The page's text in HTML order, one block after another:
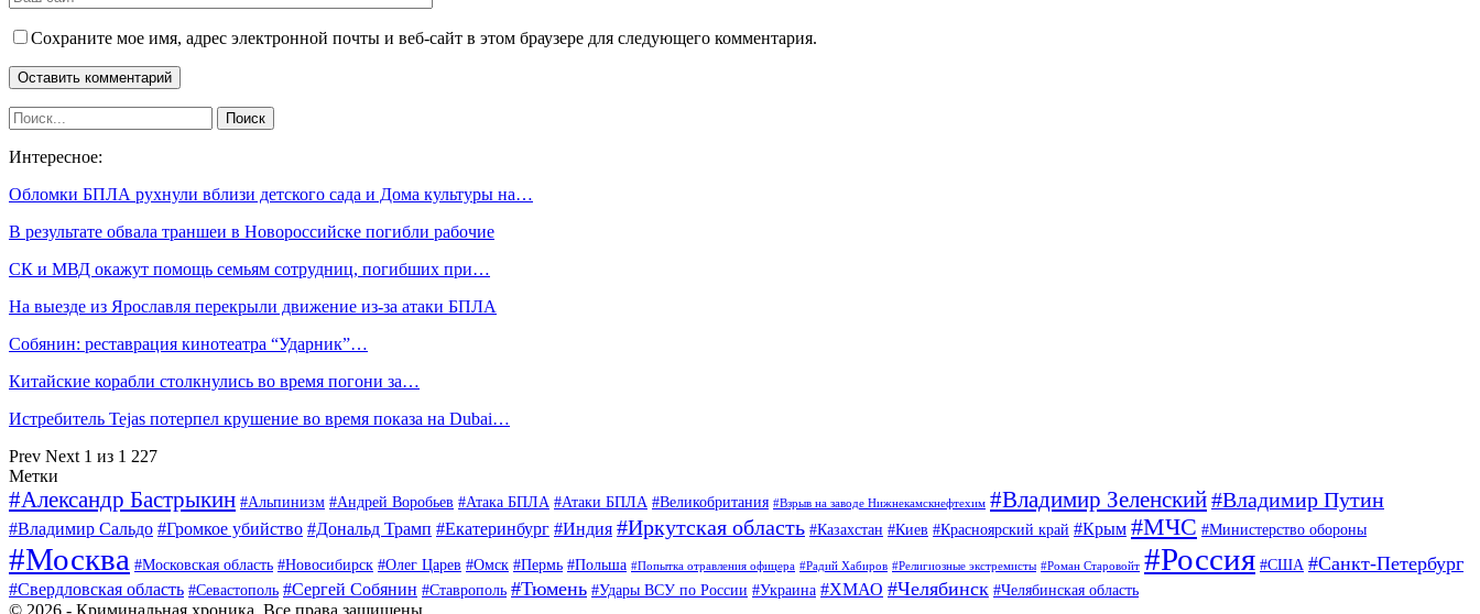
Сохраните мое имя, адрес электронной почты и веб-сайт в этом браузере для следующего комментария.
Интересное:
Обломки БПЛА рухнули вблизи детского сада и Дома культуры на…
В результате обвала траншеи в Новороссийске погибли рабочие
СК и МВД окажут помощь семьям сотрудниц, погибших при…
На выезде из Ярославля перекрыли движение из-за атаки БПЛА
Собянин: реставрация кинотеатра “Ударник”…
Китайские корабли столкнулись во время погони за…
Истребитель Tejas потерпел крушение во время показа на Dubai…
Prev Next 1 из 1 227
Метки
#Александр Бастрыкин #Альпинизм #Андрей Воробьев #Атака БПЛА #Атаки БПЛА #Великобритания #Взрыв на заводе Нижнекамскнефтехим #Владимир Зеленский#Владимир Путин
#Владимир Сальдо #Громкое убийство #Дональд Трамп #Екатеринбург #Индия #Иркутская область #Казахстан #Киев #Красноярский край #Крым #МЧС #Министерство обороны
#Москва #Московская область #Новосибирск #Олег Царев #Омск #Пермь #Польша #Попытка отравления офицера #Радий Хабиров #Религиозные экстремисты #Роман Старовойт #Россия #США #Санкт-Петербург
#Свердловская область #Севастополь #Сергей Собянин #Ставрополь #Тюмень #Удары ВСУ по России #Украина #ХМАО #Челябинск #Челябинская область
© 2026 - Криминальная хроника. Все права защищены.